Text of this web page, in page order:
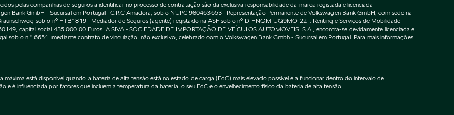
pelas companhias de seguros a identificar no processo de contratação são da exclusiva responsabilidade da marca registada e licenciada
Bank GmbH - Sucursal em Portugal | C.R.C Amadora, sob o NUPC 980463653 | Representação Permanente de Volkswagen Bank GmbH, com sede na
sob o nº HTB1819 | Mediador de Seguros (agente) registado na ASF sob o nº D-HNQM-UQ9MO-22 |. Renting e Serviços de Mobilidade
capital social 435.000,00 Euros. A SIVA - SOCIEDADE DE IMPORTAÇÃO DE VEÍCULOS AUTOMÓVEIS, S.A., encontra-se devidamente licenciada e
sob o n.º 6651, mediante contrato de vinculação, não exclusivo, celebrado com o Volkswagen Bank Gmbh - Sucursal em Portugal. Para mais informações
está disponível quando a bateria de alta tensão está no estado de carga (EdC) mais elevado possível e a funcionar dentro do intervalo de
é influenciada por fatores que incluem a temperatura da bateria, o seu EdC e o envelhecimento físico da bateria de alta tensão.